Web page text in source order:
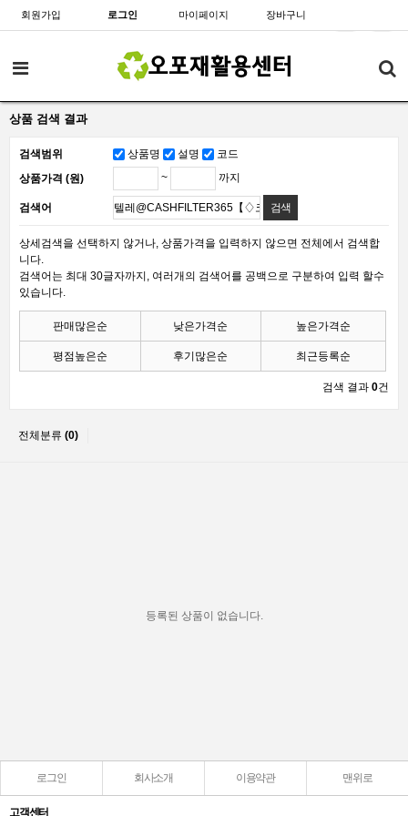
회원가입 로그인 마이페이지 장바구니
상품 검색 결과
검색범위 상품명 설명
코드
상품가격 (원)
~ 까지
검색어
상세검색을 선택하지 않거나, 상품가격을 입력하지 않으면 전체에서 검색합
니다.
검색어는 최대 30글자까지, 여러개의 검색어를 공백으로 구분하여 입력 할수
있습니다.
판매많은순 낮은가격순 높은가격순
평점높은순 후기많은순 최근등록순
검색 결과 0건
전체분류 (0)
등록된 상품이 없습니다.
로그인 회사소개 이용약관 맨위로
고객센터